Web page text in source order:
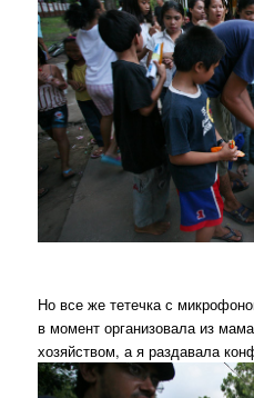
Но все же тетечка с
в момент организовала из
хозяйством, а я раздавала